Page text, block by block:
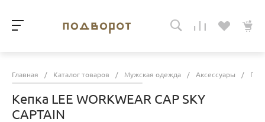
Главная / Каталог товаров / Мужская одежда / Аксессуары /
Кепка LEE WORKWEAR CAP SKY
CAPTAIN